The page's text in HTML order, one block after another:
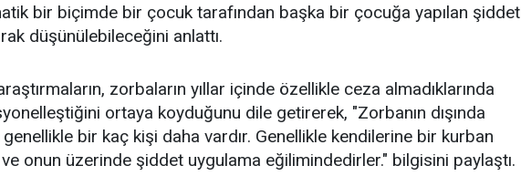
bir biçimde bir çocuk tarafından başka bir çocuğa yapılan şiddet
düşünülebileceğini anlattı.
zorbaların yıllar içinde özellikle ceza almadıklarında
ortaya koyduğunu dile getirerek, "Zorbanın dışında
bir kaç kişi daha vardır. Genellikle kendilerine bir kurban
onun üzerinde şiddet uygulama eğilimindedirler." bilgisini paylaştı.